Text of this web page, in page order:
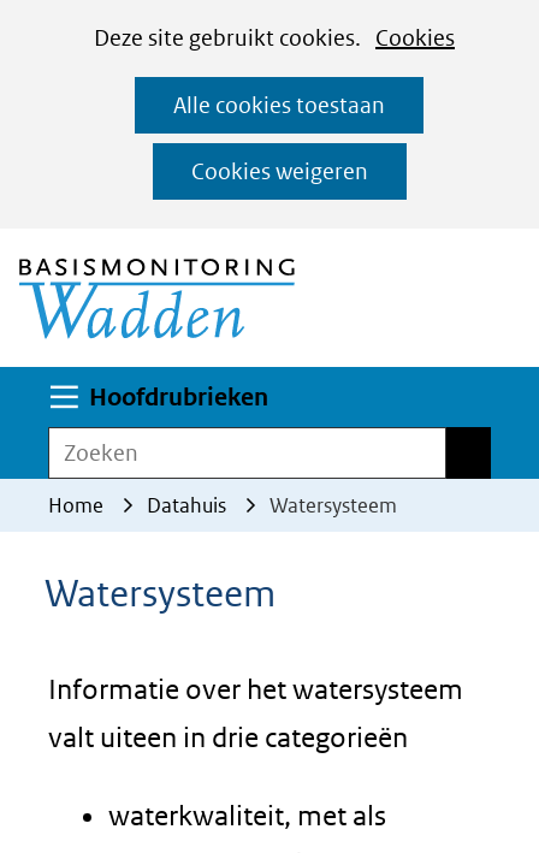
CookiesDeze site gebruikt cookies. Cookies
op
deze
website
worden
toegestaan
geweigerd.
Alle cookies toestaan
Cookies weigeren
Ga
naar
de
inhoud
Hoofdrubrieken
Zoeken
Home Datahuis Watersysteem
Watersysteem
Informatie over het watersysteem
valt uiteen in drie categorieën
waterkwaliteit, met als